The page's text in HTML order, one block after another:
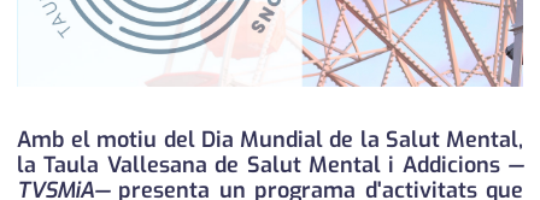
promo serveis
reportatge
serveis
Amb el motiu del Dia Mundial de la Salut Mental,
la Taula Vallesana de Salut Mental i Addicions —
TVSMiA—presenta un programa d'activitats que